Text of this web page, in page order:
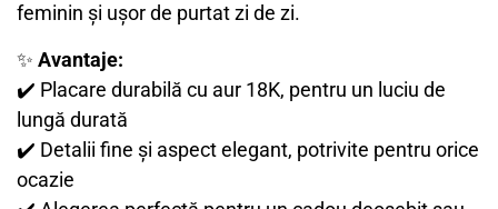
feminin și ușor de purtat zi de zi.
✨ Avantaje:
✔️ Placare durabilă cu aur 18K, pentru un luciu de
lungă durată
✔️ Detalii fine și aspect elegant, potrivite pentru orice
ocazie